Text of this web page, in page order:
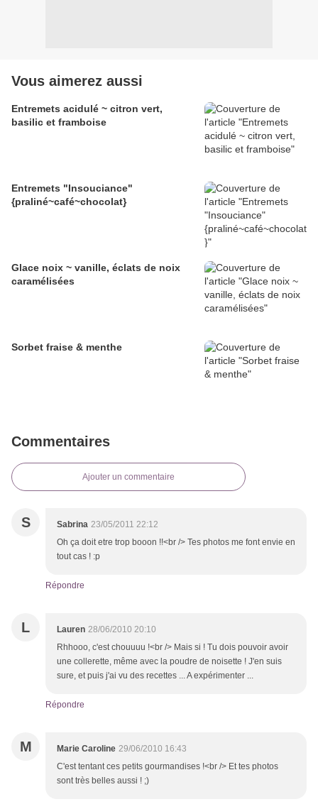
Vous aimerez aussi
Entremets acidulé ~ citron vert,
basilic et framboise
Entremets "Insouciance"
{praliné~café~chocolat}
Glace noix ~ vanille, éclats de noix
caramélisées
Sorbet fraise & menthe
Commentaires
Ajouter un commentaire
S Sabrina 23/05/2011 22:12
Oh ça doit etre trop booon !!<br /> Tes photos me font envie en
tout cas ! :p
Répondre
L Lauren 28/06/2010 20:10
Rhhooo, c'est chouuuu !<br /> Mais si ! Tu dois pouvoir avoir
une collerette, même avec la poudre de noisette ! J'en suis
sure, et puis j'ai vu des recettes ... A expérimenter ...
Répondre
M Marie Caroline 29/06/2010 16:43
C'est tentant ces petits gourmandises !<br /> Et tes photos
sont très belles aussi ! ;)